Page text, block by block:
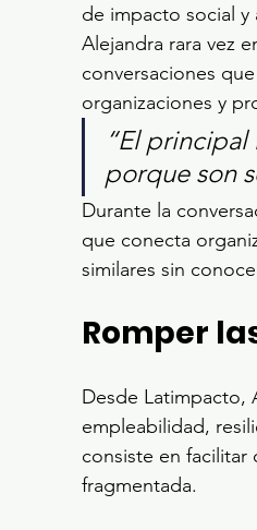
de impacto social y
Alejandra rara vez
conversaciones
organizaciones y
“El
porque son
Durante la
que conecta
similares sin
Romper
Desde Latimpacto,
empleabilidad,
consiste en facilitar
fragmentada.